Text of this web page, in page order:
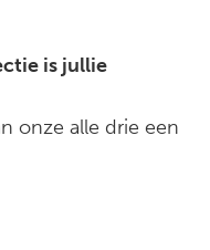
is jullie
onze alle drie een